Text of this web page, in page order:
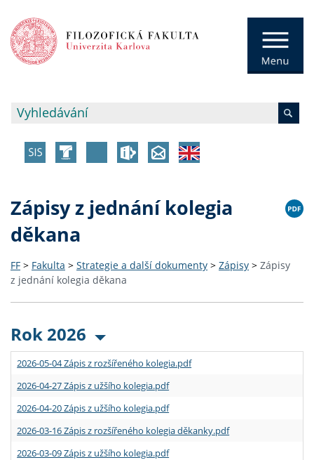
Zápisy z jednání kolegia
děkana
FF > Fakulta > Strategie a další dokumenty > Zápisy > Zápisy
z jednání kolegia děkana
Rok 2026
2026-05-04 Zápis z rozšířeného kolegia.pdf
2026-04-27 Zápis z užšího kolegia.pdf
2026-04-20 Zápis z užšího kolegia.pdf
2026-03-16 Zápis z rozšířeného kolegia děkanky.pdf
2026-03-09 Zápis z užšího kolegia.pdf